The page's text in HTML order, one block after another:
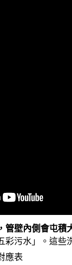
管壁內側會屯積
彩污水」。這些
應表